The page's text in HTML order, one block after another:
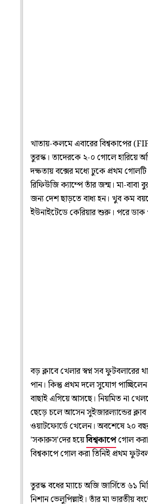
খাতায়-কলমে এবারের বিশ্বকাপের
তুরস্ক। তাদেরকে ২-০ গোলে
দক্ষতায় বক্সের মধ্যে ঢুকে প্রথম
রিফিউজি ক্যাম্পে তাঁর জন্ম। মা-বাবা
জন্য দেশ ছাড়তে বাধ্য হন। খুব কম
ইউনাইটেডে কেরিয়ার শুরু। পরে ডাক
বড় ক্লাবে খেলার স্বপ্ন সব ফুটবলারের
পান। কিন্তু প্রথম দলে সুযোগ
বাছাই এগিয়ে আসছে। নিয়মিত না
ছেড়ে চলে আসেন সুইজারল্যান্ডের ক্লাব
ওয়াটফোর্ডে খেলেন। অবশেষে ২০
'সকারুস'দের হয়েবিশ্বকাপেগোল করা
বিশ্বকাপে গোল করা তিনিই প্রথম
তুরস্ক বধের ম্যাচে অজি জার্সিতে ৬১
নিশান ভেলুপিল্লাই। তাঁর মা ভারতীয়